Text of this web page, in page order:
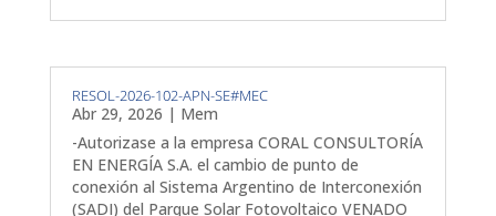
RESOL-2026-102-APN-SE#MEC
Abr 29, 2026 | Mem
-Autorizase a la empresa CORAL CONSULTORÍA
EN ENERGÍA S.A. el cambio de punto de
conexión al Sistema Argentino de Interconexión
(SADI) del Parque Solar Fotovoltaico VENADO